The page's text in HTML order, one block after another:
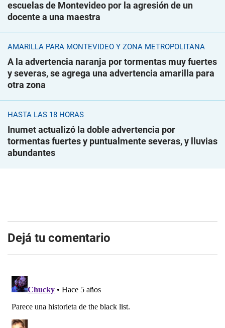
escuelas de Montevideo por la agresión de un
docente a una maestra
AMARILLA PARA MONTEVIDEO Y ZONA METROPOLITANA
A la advertencia naranja por tormentas muy fuertes
y severas, se agrega una advertencia amarilla para
otra zona
HASTA LAS 18 HORAS
Inumet actualizó la doble advertencia por
tormentas fuertes y puntualmente severas, y lluvias
abundantes
Dejá tu comentario